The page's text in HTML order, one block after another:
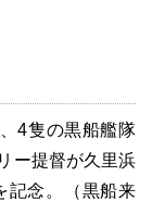
4隻の黒船艦隊
ー提督が久里浜
記念。（黒船来